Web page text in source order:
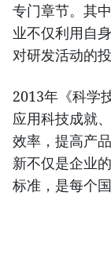
专门章节。其
业不仅利用自
对研发活动的投
2013年《科学
应用科技成就
效率，提高产
新不仅是企业
标准，是每个